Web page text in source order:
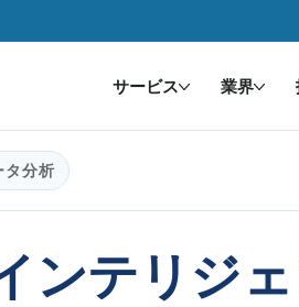
サービス 業界
タ分析
ンテリジ